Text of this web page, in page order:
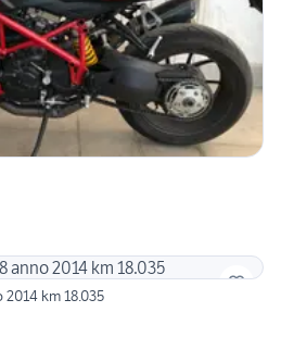
km 18.035